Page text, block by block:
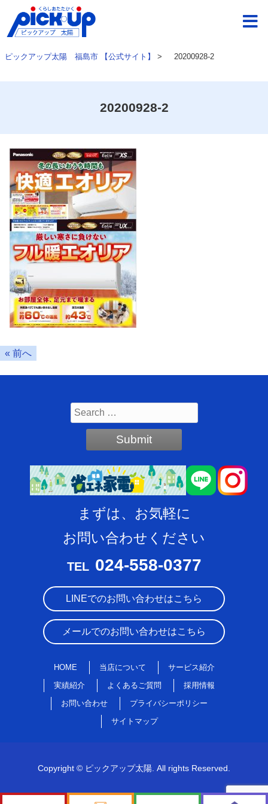
ピックアップ太陽 福島市 【公式サイト】 > 20200928-2
20200928-2
« 前へ
まずは、お気軽に
お問い合わせください
TEL 024-558-0377
LINEでのお問い合わせはこちら
メールでのお問い合わせはこちら
HOME 当店について サービス紹介
実績紹介 よくあるご質問 採用情報
お問い合わせ プライバシーポリシー
サイトマップ
Copyright © ピックアップ太陽. All rights Reserved.